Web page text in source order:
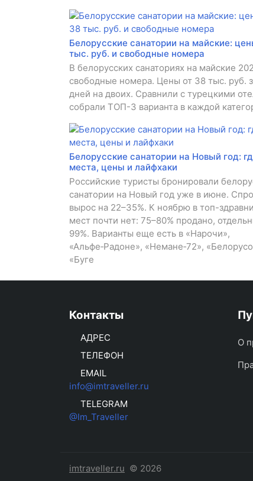
Белорусские санатории на майские:
тыс. руб. и свободные номера
В белорусских санаториях на майские
свободные номера. Цены от 38 тыс. руб.
дней на двоих. Сравнили с турецкими
собрали ТОП-3 варианта в каждой
Белорусские санатории на Новый год:
места, цены и лайфхаки
Российские туристы бронировали
санатории на Новый год уже в июне.
вырос на 22–35%. К ноябрю в топ-
мест почти нет: 75–80% продано,
99%. Варианты еще есть в «Нарочи»,
«Альфе‑Радоне», «Немане‑72»,
«Буге
Контакты
АДРЕС
ТЕЛЕФОН
EMAIL
info@imtraveller.ru
TELEGRAM
@Im_Traveller
О
imtraveller.ru © 2026